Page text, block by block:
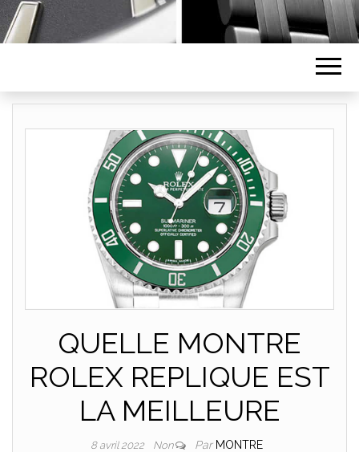
QUELLE MONTRE
ROLEX REPLIQUE EST
LA MEILLEURE
8 avril 2022 Non Par MONTRE